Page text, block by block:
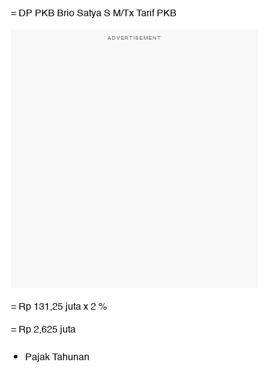
= DP PKB Brio Satya S M/Tx Tarif PKB
ADVERTISEMENT
= Rp 131,25 juta x 2 %
= Rp 2,625 juta
Pajak Tahunan